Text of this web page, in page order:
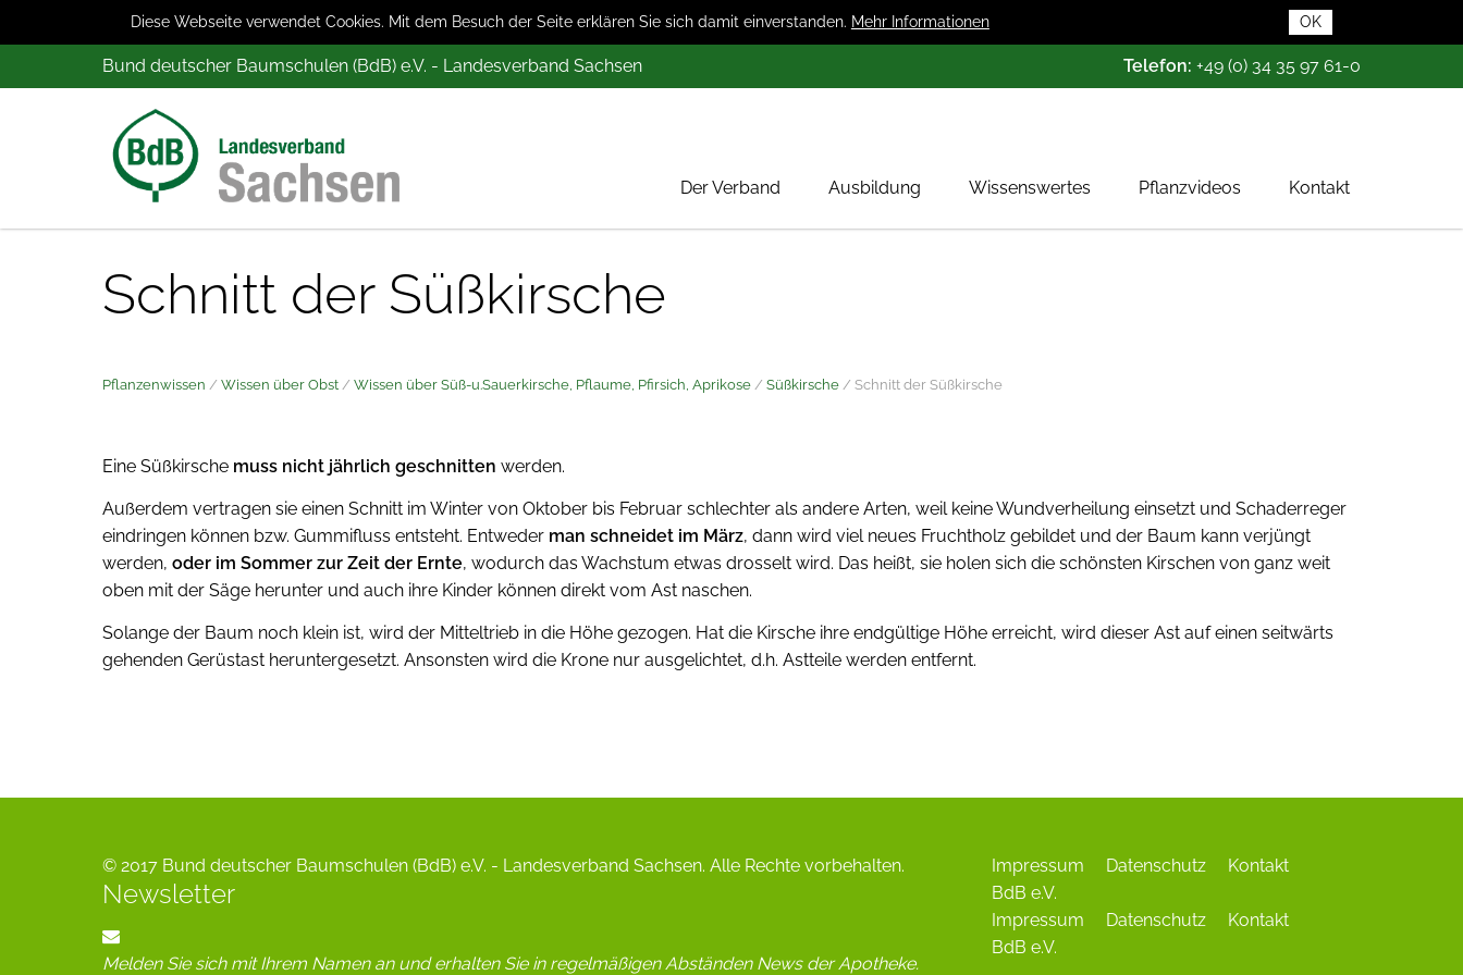
OK
Diese Webseite verwendet Cookies. Mit dem Besuch der Seite erklären Sie sich damit einverstanden. Mehr Informationen
Bund deutscher Baumschulen (BdB) e.V. - Landesverband Sachsen Telefon: +49 (0) 34 35 97 61-0
Der Verband
Über uns
Ausbildung Wissenswertes
Pflanzendatenbank
ADR-Rosen
Baum des Jahres
Pflanzvideos Kontakt
Schnitt der Süßkirsche
Pflanzenwissen /Wissen über Obst /Wissen über Süß-u.Sauerkirsche, Pflaume, Pfirsich, Aprikose /Süßkirsche /Schnitt der Süßkirsche
Eine Süßkirsche muss nicht jährlich geschnitten werden.
Außerdem vertragen sie einen Schnitt im Winter von Oktober bis Februar schlechter als andere Arten, weil keine Wundverheilung einsetzt und Schaderreger
eindringen können bzw. Gummifluss entsteht. Entweder man schneidet im März, dann wird viel neues Fruchtholz gebildet und der Baum kann verjüngt
werden,oder im Sommer zur Zeit der Ernte, wodurch das Wachstum etwas drosselt wird. Das heißt, sie holen sich die schönsten Kirschen von ganz weit
oben mit der Säge herunter und auch ihre Kinder können direkt vom Ast naschen.
Solange der Baum noch klein ist, wird der Mitteltrieb in die Höhe gezogen. Hat die Kirsche ihre endgültige Höhe erreicht, wird dieser Ast auf einen seitwärts
gehenden Gerüstast heruntergesetzt. Ansonsten wird die Krone nur ausgelichtet, d.h. Astteile werden entfernt.
© 2017 Bund deutscher Baumschulen (BdB) e.V. - Landesverband Sachsen. Alle Rechte vorbehalten.
Newsletter
Melden Sie sich mit Ihrem Namen an und erhalten Sie in regelmäßigen Abständen News der Apotheke.
Impressum Datenschutz
Kontakt
BdB e.V.
Impressum
Datenschutz
Kontakt
BdB e.V.